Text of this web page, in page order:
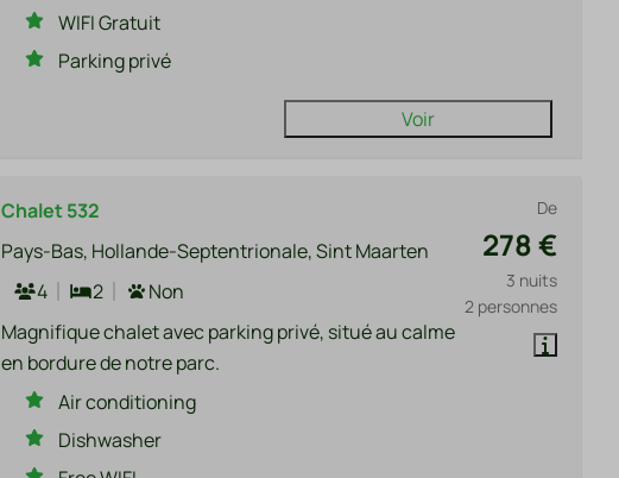
WIFI Gratuit
Parking privé
Voir
De
278 €
3 nuits
2 personnes
Chalet 532
Pays-Bas, Hollande-Septentrionale, Sint Maarten
4
2
Non
Magnifique chalet avec parking privé, situé au calme
en bordure de notre parc.
Air conditioning
Dishwasher